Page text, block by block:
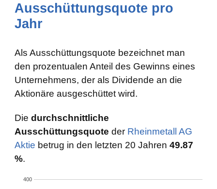
Ausschüttungsquote pro
Jahr
Als Ausschüttungsquote bezeichnet man
den prozentualen Anteil des Gewinns eines
Unternehmens, der als Dividende an die
Aktionäre ausgeschüttet wird.
Die durchschnittliche
Ausschüttungsquote der Rheinmetall AG
Aktie betrug in den letzten 20 Jahren 49.87
%.
400